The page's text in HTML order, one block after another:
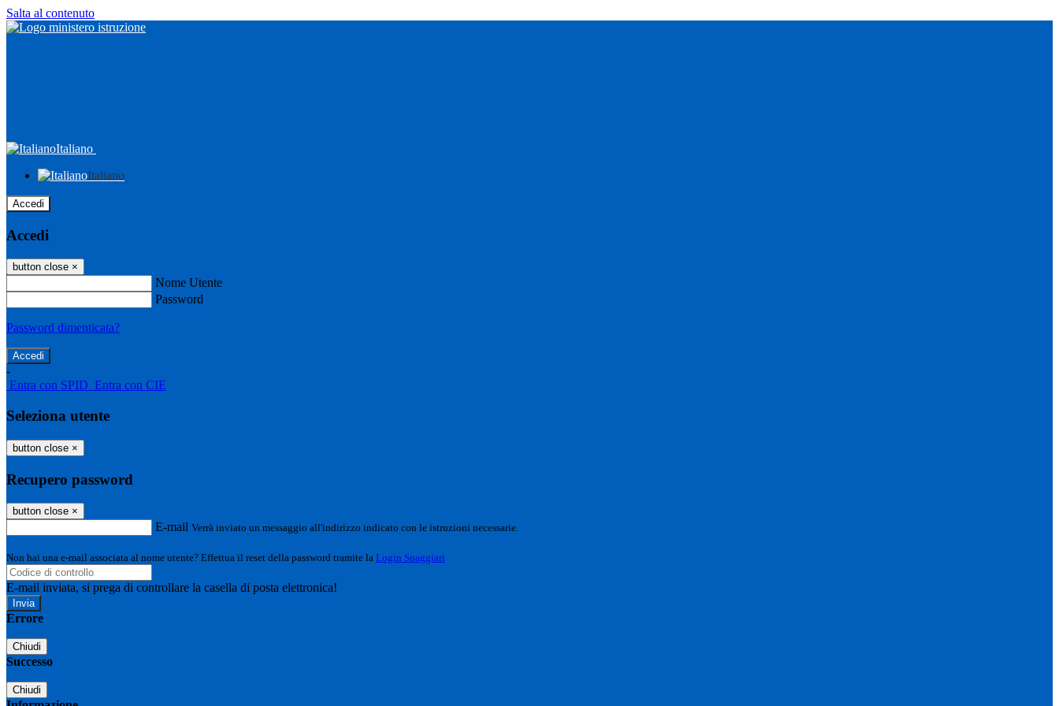
Salta al contenuto
Italiano
Italiano
Accedi
Accedi
button close ×
Nome Utente
Password
Password dimenticata?
-
Entra con SPID Entra con CIE
Seleziona utente
button close ×
Recupero password
button close ×
E-mail Verrà inviato un messaggio all'indirizzo indicato con le istruzioni necessarie.
Non hai una e-mail associata al nome utente? Effettua il reset della password tramite la Login Spaggiari
E-mail inviata, si prega di controllare la casella di posta elettronica!
Errore
Chiudi
Successo
Chiudi